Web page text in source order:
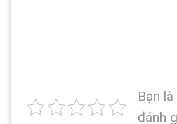
Bạn
đánh